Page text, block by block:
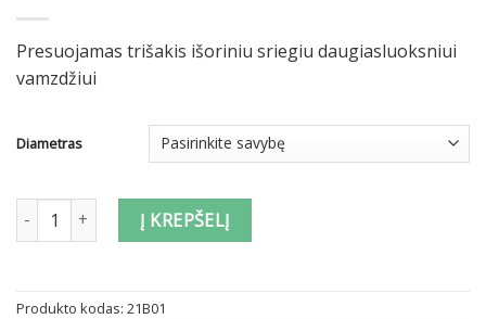
Presuojamas trišakis išoriniu sriegiu daugiasluoksniui
vamzdžiui
Diametras
produkto kiekis: Presuojamas trišakis Radopress išoriniu sriegiu
Į KREPŠELĮ
Produkto kodas: 21B01